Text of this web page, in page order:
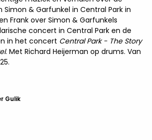
Simon & Garfunkel in Central Park in
Frank over Simon & Garfunkels
concert in Central Park en de
in het concert Central Park - The Story
. Met Richard Heijerman op drums. Van
Gulik